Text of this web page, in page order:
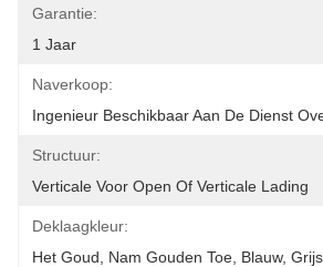
Garantie:
1 Jaar
Naverkoop:
Ingenieur Beschikbaar Aan De Dienst
Structuur:
Verticale Voor Open Of Verticale Lading
Deklaagkleur:
Het Goud, Nam Gouden Toe, Blauw,